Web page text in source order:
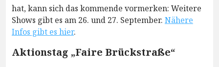
hat, kann sich das kommende vormerken: Weitere
Shows gibt es am 26. und 27. September. Nähere
Infos gibt es hier.
Aktionstag „Faire Brückstraße“